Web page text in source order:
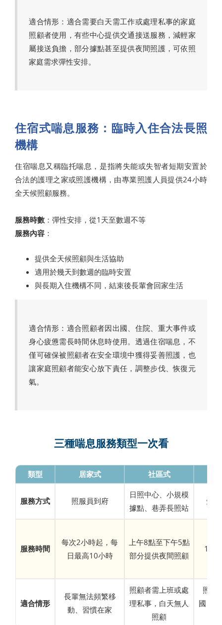
適合情形：適合需要白天需工作或處理私事的家庭
照顧者使用，有些中心提供交通接送服務，減輕家
屬接送負擔，部分據點甚至提供夜間照護，可依照
家庭需求彈性安排。
住宿式喘息服務：臨時入住合法長照
機構
住宿喘息又稱臨托喘息，是指將失能或失智者短期安置於
合法的護理之家或照護機構，由專業照護人員提供24小時
全天候照顧服務。
服務時數 ：彈性安排，從1天至數週不等
服務內容 ：
提供全天候照顧與生活協助
適用於幾天到數週的臨時安置
與長期入住機構不同，結束後長輩會回家生活
適合情形：適合照顧者因出國、住院、重大事件或
身心疲憊需長時間休息時使用。透過住宿喘息，不
僅可確保被照顧者在安全環境中獲得妥善照護，也
讓家庭照顧者能安心放下責任，調整步伐、恢復元
氣。
三種喘息服務類型一次看
類型 居家式 社區式
服務方式 照服員到府
日照中心、小規模
據點、巷弄長照站
短
服務時間
每次2小時起，每
日最高10小時
上午8點至下午5點
部分提供夜間照顧
1天
適合情形
長輩無法頻繁移
動、習慣在家
照顧者需上班或處
理私事，白天無人
照顧
照顧
國、